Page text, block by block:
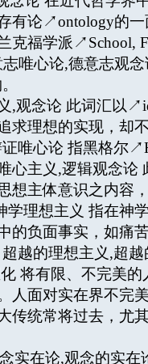
有论↗ontology的一
克福学派↗School,
志唯心论,德意志观
,观念论 此词汇以
求理想的实现，却
唯心论 指黑格尔
心主义,逻辑观念论
想主体意识之内容
学理想主义 指在神
的负面事实，如痛
超越的理想主义,超
化 将有限、不完美
人面对实在界不完
传统常将过去，尤
念实在论,观念的实